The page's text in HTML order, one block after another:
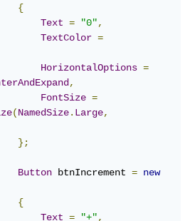
{
Text = "0",
TextColor =
HorizontalOptions =
,
FontSize =
(NamedSize. Large,
};
Button btnIncrement = new
{
Text = "+",